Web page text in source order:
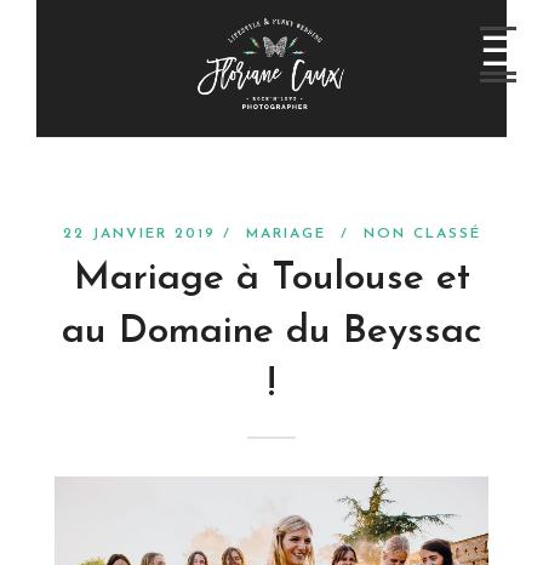
22 JANVIER 2019 / MARIAGE / NON CLASSÉ
Mariage à Toulouse et
au Domaine du Beyssac
!